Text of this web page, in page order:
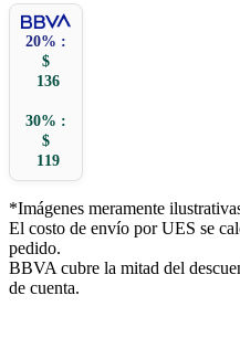
20% :
$
136
30% :
$
119
*Imágenes meramente
El costo de envío por UES se
pedido.
BBVA cubre la mitad del
de cuenta.